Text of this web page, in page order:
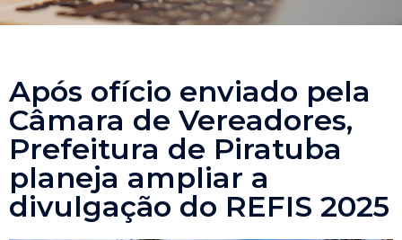
Após ofício enviado pela
Câmara de Vereadores,
Prefeitura de Piratuba
planeja ampliar a
divulgação do REFIS 2025